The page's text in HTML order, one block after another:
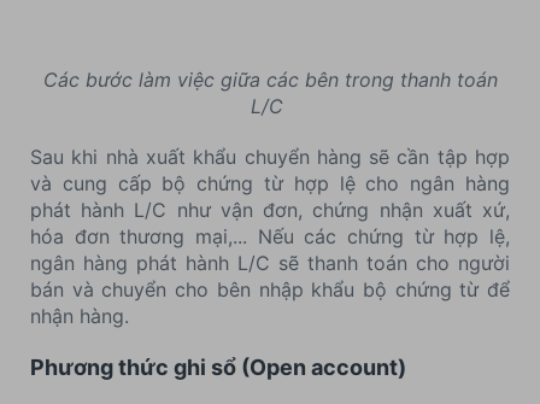
Các bước làm việc giữa các bên trong thanh toán
L/C
Sau khi nhà xuất khẩu chuyển hàng sẽ cần tập hợp
và cung cấp bộ chứng từ hợp lệ cho ngân hàng
phát hành L/C như vận đơn, chứng nhận xuất xứ,
hóa đơn thương mại,... Nếu các chứng từ hợp lệ,
ngân hàng phát hành L/C sẽ thanh toán cho người
bán và chuyển cho bên nhập khẩu bộ chứng từ để
nhận hàng.
Phương thức ghi sổ (Open account)